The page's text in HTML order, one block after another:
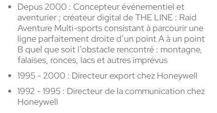
Depus 2000 : Concepteur événementiel et
aventurier ; créateur digital de THE LINE : Raid
Aventure Multi-sports consistant à parcourir une
ligne parfaitement droite d’un point A à un point
B quel que soit l’obstacle rencontré : montagne,
falaises, ronces, lacs et autres imprévus
1995 - 2000 : Directeur export chez Honeywell
1992 - 1995 : Directeur de la communication chez
Honeywell